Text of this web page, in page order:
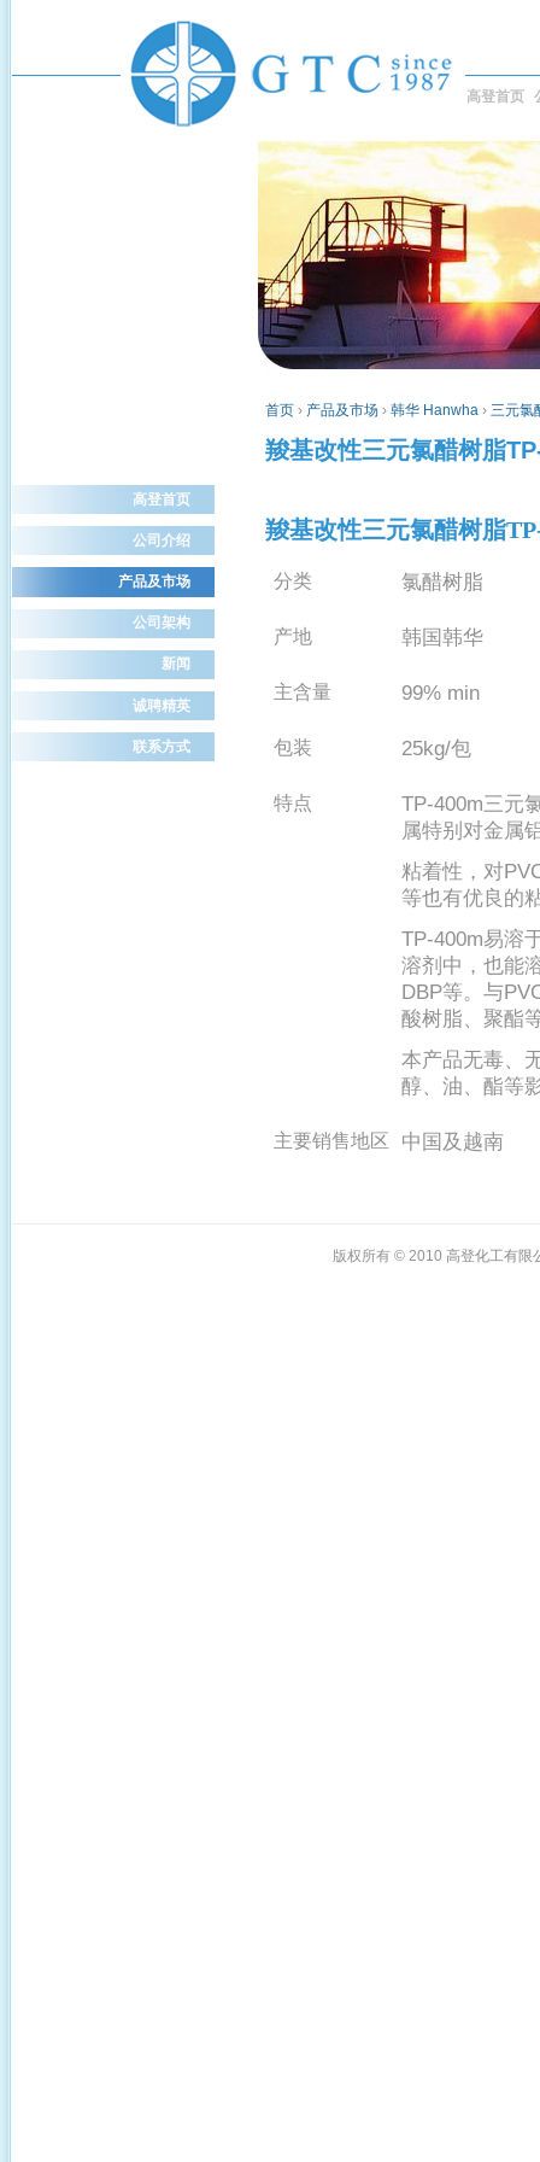
高登首页
首页 › 产品及市场 › 韩华 Hanwha › 三元氯
羧基改性三元氯醋树脂
羧基改性三元氯醋树脂
分类 氯醋树脂
产地 韩国韩华
主含量 99% min
包装 25kg/包
特点 TP-400m三元
属特别对金属
粘着性，对
等也有优良的
TP-400m易溶
溶剂中，也能
DBP等。与
酸树脂、聚酯
本产品无毒、
醇、油、酯等
主要销售地区 中国及越南
高登首页
公司介绍
产品及市场
公司架构
新闻
诚聘精英
联系方式
版权所有 © 2010 高登化工有限